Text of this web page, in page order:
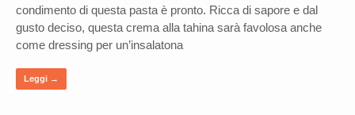
condimento di questa pasta è pronto. Ricca di sapore e dal
gusto deciso, questa crema alla tahina sarà favolosa anche
come dressing per un’insalatona
Leggi →